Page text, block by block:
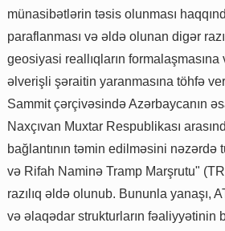
münasibətlərin təsis olunması
paraflanması və əldə olunan digər
geosiyasi reallıqların
əlverişli şəraitin yaranmasına töhfə
Sammit çərçivəsində Azərbaycanın
Naxçıvan Muxtar Respublikası
bağlantının təmin edilməsini
və Rifah Naminə Tramp Marşrutu"
razılıq əldə olunub. Bununla yanaşı,
və əlaqədar strukturların fəaliyyətinin